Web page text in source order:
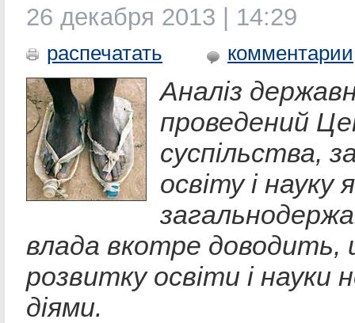
26 декабря 2013 | 14:29
распечатать комментарии
Аналіз
проведений
суспільства,
освіту і науку
влада вкотре доводить,
розвитку освіти і науки
діями.